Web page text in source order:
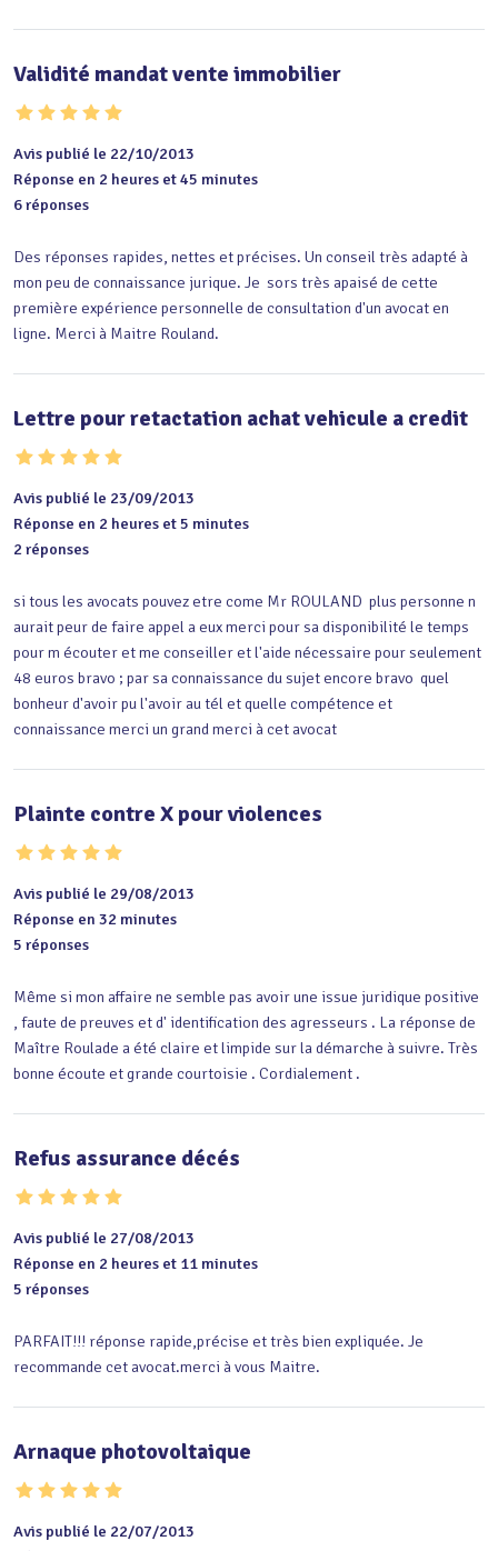
Validité mandat vente immobilier
Avis publié le 22/10/2013
Réponse en 2 heures et 45 minutes
6 réponses
Des réponses rapides, nettes et précises. Un conseil très adapté à
mon peu de connaissance jurique. Je  sors très apaisé de cette
première expérience personnelle de consultation d'un avocat en
ligne. Merci à Maitre Rouland.
Lettre pour retactation achat vehicule a credit
Avis publié le 23/09/2013
Réponse en 2 heures et 5 minutes
2 réponses
si tous les avocats pouvez etre come Mr ROULAND  plus personne n
aurait peur de faire appel a eux merci pour sa disponibilité le temps
pour m écouter et me conseiller et l'aide nécessaire pour seulement
48 euros bravo ; par sa connaissance du sujet encore bravo  quel
bonheur d'avoir pu l'avoir au tél et quelle compétence et
connaissance merci un grand merci à cet avocat
Plainte contre X pour violences
Avis publié le 29/08/2013
Réponse en 32 minutes
5 réponses
Même si mon affaire ne semble pas avoir une issue juridique positive
, faute de preuves et d' identification des agresseurs . La réponse de
Maître Roulade a été claire et limpide sur la démarche à suivre. Très
bonne écoute et grande courtoisie . Cordialement .
Refus assurance décés
Avis publié le 27/08/2013
Réponse en 2 heures et 11 minutes
5 réponses
PARFAIT!!! réponse rapide,précise et très bien expliquée. Je
recommande cet avocat.merci à vous Maitre.
Arnaque photovoltaique
Avis publié le 22/07/2013